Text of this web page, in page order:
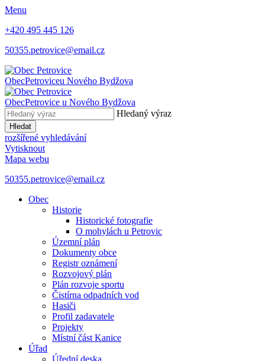
Menu
+420 495 445 126
50355.petrovice@email.cz
ObecPetroviceu Nového Bydžova
ObecPetrovice u Nového Bydžova
Hledaný výraz
Hledat
rozšířené vyhledávání
Vytisknout
Mapa webu
50355.petrovice@email.cz
Obec
Historie
Historické fotografie
O mohylách u Petrovic
Územní plán
Dokumenty obce
Registr oznámení
Rozvojový plán
Plán rozvoje sportu
Čistírna odpadních vod
Hasiči
Profil zadavatele
Projekty
Místní část Kanice
Úřad
Úřední deska